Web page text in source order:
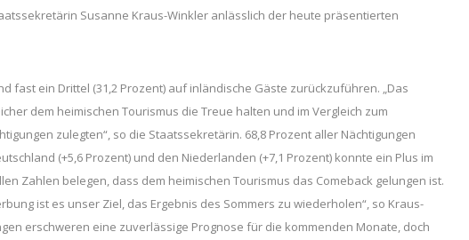
Susanne Kraus-Winkler anlässlich der heute präsentierten
fast ein Drittel (31,2 Prozent) auf inländische Gäste zurückzuführen. „Das
dem heimischen Tourismus die Treue halten und im Vergleich zum
zulegten“, so die Staatssekretärin. 68,8 Prozent aller Nächtigungen
(+5,6 Prozent) und den Niederlanden (+7,1 Prozent) konnte ein Plus im
Zahlen belegen, dass dem heimischen Tourismus das Comeback gelungen ist.
ist es unser Ziel, das Ergebnis des Sommers zu wiederholen“, so Kraus-
erschweren eine zuverlässige Prognose für die kommenden Monate, doch